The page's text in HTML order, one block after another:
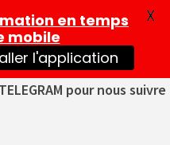
pour nous suivre
en temps
mobile
l'application
X